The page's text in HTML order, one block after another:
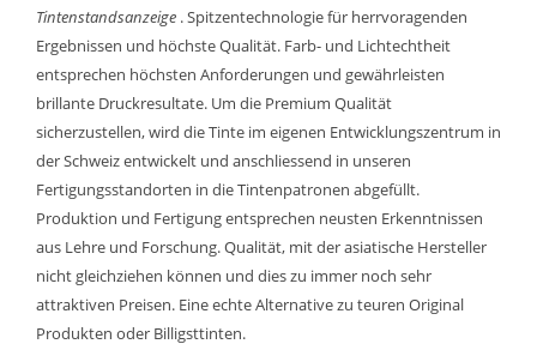
Tintenstandsanzeige . Spitzentechnologie für herrvoragenden
Ergebnissen und höchste Qualität. Farb- und Lichtechtheit
entsprechen höchsten Anforderungen und gewährleisten
brillante Druckresultate. Um die Premium Qualität
sicherzustellen, wird die Tinte im eigenen Entwicklungszentrum in
der Schweiz entwickelt und anschliessend in unseren
Fertigungsstandorten in die Tintenpatronen abgefüllt.
Produktion und Fertigung entsprechen neusten Erkenntnissen
aus Lehre und Forschung. Qualität, mit der asiatische Hersteller
nicht gleichziehen können und dies zu immer noch sehr
attraktiven Preisen. Eine echte Alternative zu teuren Original
Produkten oder Billigsttinten.